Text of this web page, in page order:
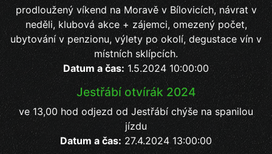
prodloužený víkend na Moravě v Bílovicích, návrat v
neděli, klubová akce + zájemci, omezený počet,
ubytování v penzionu, výlety po okolí, degustace vín v
místních sklípcích.
Datum a čas: 1.5.2024 10:00:00
Jestřábí otvírák 2024
ve 13,00 hod odjezd od Jestřábí chýše na spanilou
jízdu
Datum a čas: 27.4.2024 13:00:00